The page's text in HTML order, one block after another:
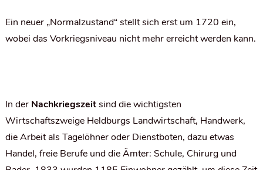
Ein neuer „Normalzustand“ stellt sich erst um 1720 ein,
wobei das Vorkriegsniveau nicht mehr erreicht werden kann.
In der Nachkriegszeitsind die wichtigsten
Wirtschaftszweige Heldburgs Landwirtschaft, Handwerk,
die Arbeit als Tagelöhner oder Dienstboten, dazu etwas
Handel, freie Berufe und die Ämter: Schule, Chirurg und